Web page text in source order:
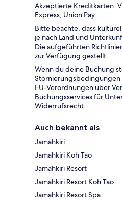
Akzeptierte Kreditkarten:
Express, Union Pay
Bitte beachte, dass
je nach Land und
Die aufgeführten
zur Verfügung gestellt.
Wenn du deine Buchung
Stornierungsbedingungen
EU-Verordnungen über
Buchungsservices für
Widerrufsrecht.
Auch bekannt als
Jamahkiri
Jamahkiri Koh Tao
Jamahkiri Resort
Jamahkiri Resort Koh Tao
Jamahkiri Resort Spa